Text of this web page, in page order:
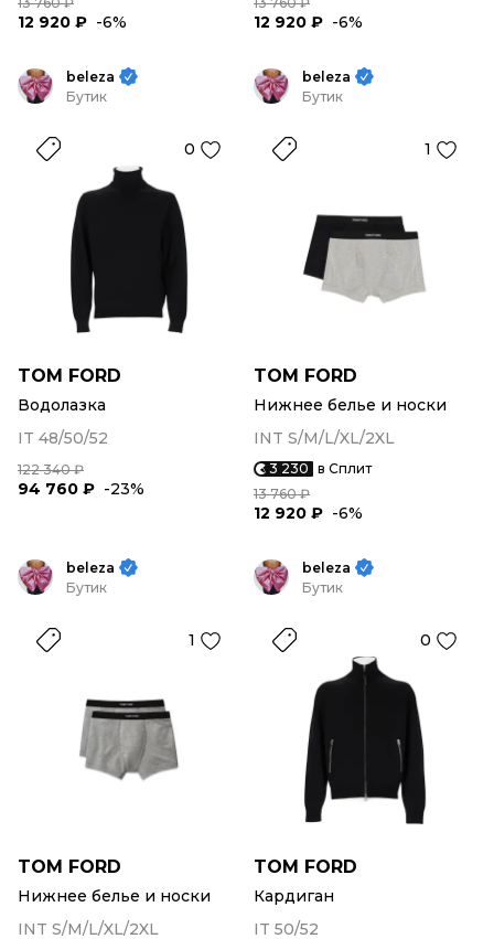
12 920 ₽ -6% 12 920 ₽ -6%
beleza
Бутик
0
TOM FORD
Водолазка
IT 48/50/52
122 340 ₽
94 760 ₽ -23%
beleza
Бутик
1
TOM FORD
Нижнее белье и носки
INT S/M/L/XL/2XL
3 230 в Сплит
13 760 ₽
12 920 ₽ -6%
beleza
Бутик
1
TOM FORD
Нижнее белье и носки
INT S/M/L/XL/2XL
beleza
Бутик
0
TOM FORD
Кардиган
IT 50/52